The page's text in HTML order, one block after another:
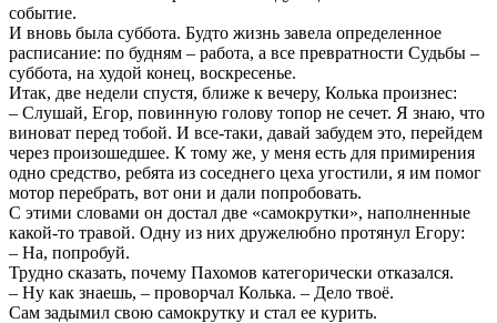
событие.
И вновь была суббота. Будто жизнь завела определенное
расписание: по будням – работа, а все превратности Судьбы –
суббота, на худой конец, воскресенье.
Итак, две недели спустя, ближе к вечеру, Колька произнес:
– Слушай, Егор, повинную голову топор не сечет. Я знаю, что
виноват перед тобой. И все-таки, давай забудем это, перейдем
через произошедшее. К тому же, у меня есть для примирения
одно средство, ребята из соседнего цеха угостили, я им помог
мотор перебрать, вот они и дали попробовать.
С этими словами он достал две «самокрутки», наполненные
какой-то травой. Одну из них дружелюбно протянул Егору:
– На, попробуй.
Трудно сказать, почему Пахомов категорически отказался.
– Ну как знаешь, – проворчал Колька. – Дело твоё.
Сам задымил свою самокрутку и стал ее курить.